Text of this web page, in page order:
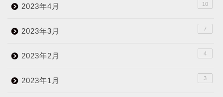
2023年4月 10
2023年3月 7
2023年2月 4
2023年1月 3